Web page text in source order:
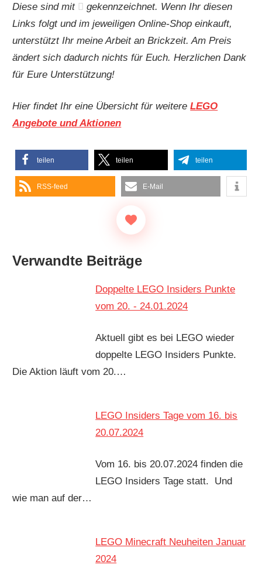
Diese sind mit
gekennzeichnet. Wenn Ihr diesen
Links folgt und im jeweiligen Online-Shop einkauft,
unterstützt Ihr meine Arbeit an Brickzeit. Am Preis
ändert sich dadurch nichts für Euch. Herzlichen Dank
für Eure Unterstützung!
Hier findet Ihr eine Übersicht für weitereLEGO
Angebote und Aktionen
teilen teilen teilen
RSS-feed E-Mail
Verwandte Beiträge
Doppelte LEGO Insiders Punkte
vom 20. - 24.01.2024
Aktuell gibt es bei LEGO wieder
doppelte LEGO Insiders Punkte.
Die Aktion läuft vom 20.…
LEGO Insiders Tage vom 16. bis
20.07.2024
Vom 16. bis 20.07.2024 finden die
LEGO Insiders Tage statt. Und
wie man auf der…
LEGO Minecraft Neuheiten Januar
2024